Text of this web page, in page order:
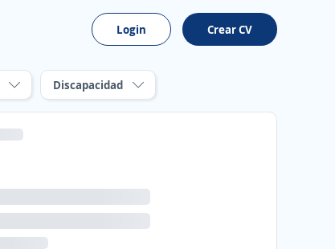
Login Crear CV
Discapacidad